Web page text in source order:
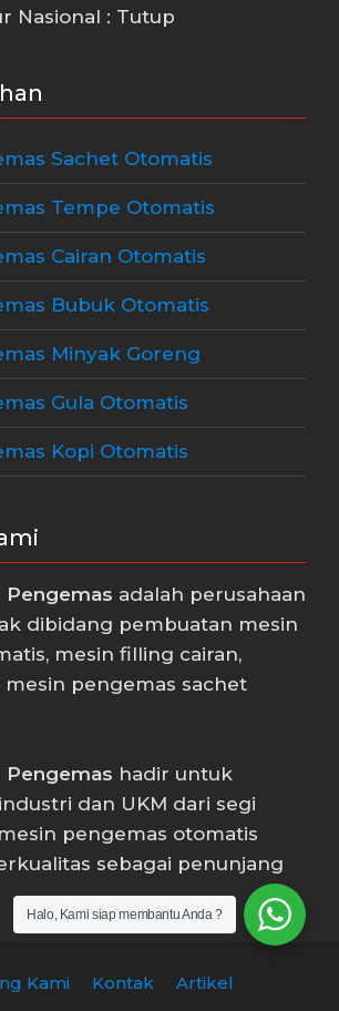
Nasional : Tutup
Sachet Otomatis
Tempe Otomatis
Cairan Otomatis
Bubuk Otomatis
Minyak Goreng
Gula Otomatis
Kopi Otomatis
Pengemas adalah perusahaan
dibidang pembuatan mesin
mesin filling cairan,
pengemas sachet
Pengemas hadir untuk
dan UKM dari segi
pengemas otomatis
sebagai penunjang
Kami Kontak Artikel
Halo, Kami siap membantu Anda ?